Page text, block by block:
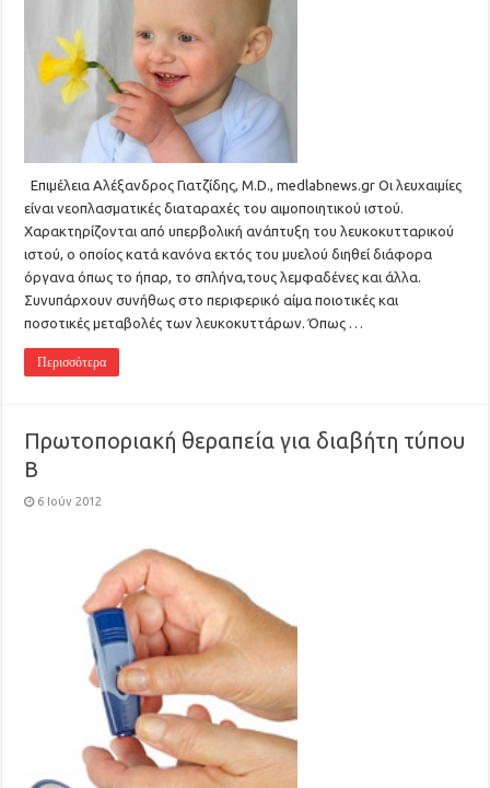
Επιμέλεια Αλέξανδρος Γιατζίδης, M.D., medlabnews.gr Οι λευχαιμίες
είναι νεοπλασματικές διαταραχές του αιμοποιητικού ιστού.
Χαρακτηρίζονται από υπερβολική ανάπτυξη του λευκοκυτταρικού
ιστού, ο οποίος κατά κανόνα εκτός του μυελού διηθεί διάφορα
όργανα όπως το ήπαρ, το σπλήνα,τους λεμφαδένες και άλλα.
Συνυπάρχουν συνήθως στο περιφερικό αίμα ποιοτικές και
ποσοτικές μεταβολές των λευκοκυττάρων. Όπως …
Περισσότερα
Πρωτοποριακή θεραπεία για διαβήτη τύπου
Β
6 Ιούν 2012